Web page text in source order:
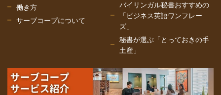
働き方
サーブコープについて
バイリンガル秘書おすすめの
「ビジネス英語ワンフレー
ズ」
秘書が選ぶ「とっておきの手
土産」